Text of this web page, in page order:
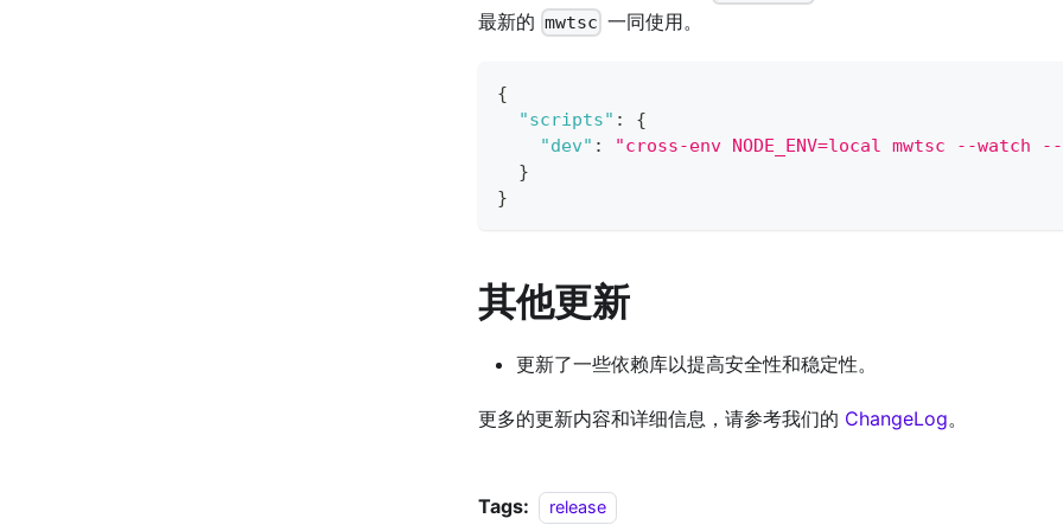
最新的 mwtsc 一同使用。
{
"scripts" :
{
"dev" :
"cross-env NODE_ENV=local mwtsc --
}
}
其他更新
更新了一些依赖库以提高安全性和稳定性。
更多的更新内容和详细信息，请参考我们的 ChangeLog。
Tags: release